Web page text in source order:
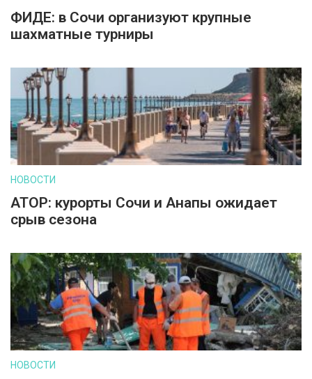
ФИДЕ: в Сочи организуют крупные
шахматные турниры
НОВОСТИ
АТОР: курорты Сочи и Анапы ожидает
срыв сезона
НОВОСТИ